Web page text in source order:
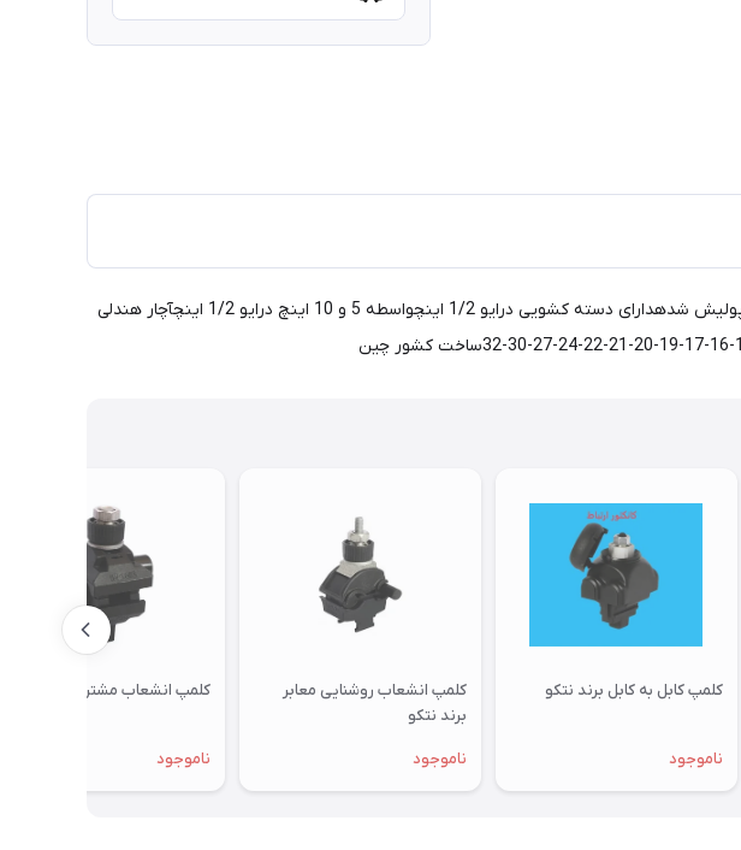
ساخته شده از فولاد کروم وانادیومسخت کاری و حرارت داده شدهدارای جعبه فلزی مقاومدرایو 1/2 اینچ 6 پرسطح پولیش شدهدارای دسته کشویی درایو 1/2 اینچواسطه 5 و 10 اینچ درایو 1/2 اینچآچار هندلی
کلمپ کابل به کابل برند نتکو
ناموجود
کلمپ انشعاب روشنایی معابر
برند نتکو
ناموجود
کلمپ انشعاب مشترکین برند
ناموجود